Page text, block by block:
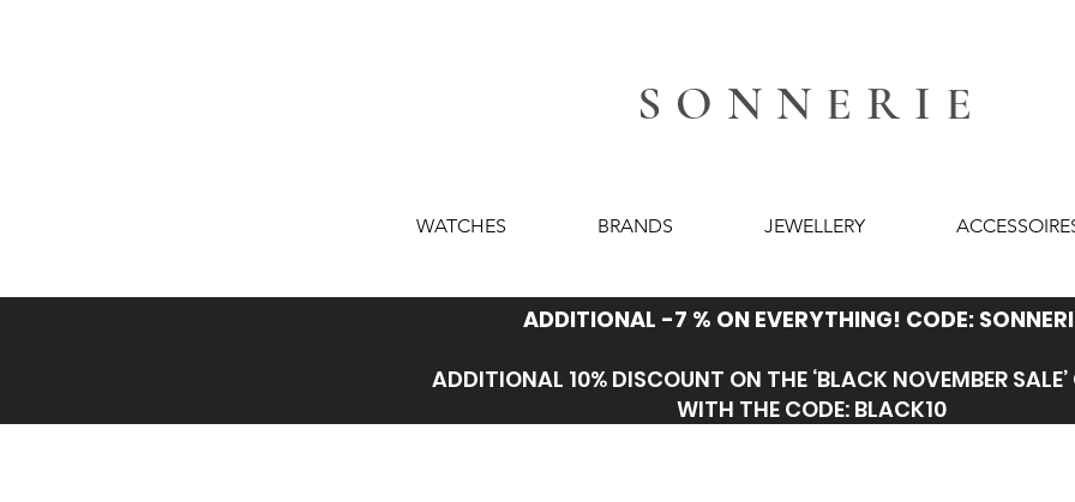
SONNERIE
WATCHES BRANDS JEWELLERY
ADDITIONAL -7 % ON EVERYTHING! CODE:
ADDITIONAL 10% DISCOUNT ON THE ‘BLACK NOVEMBER
WITH THE CODE: BLACK10